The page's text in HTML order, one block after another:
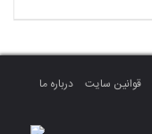
قوانین سایت
درباره ما